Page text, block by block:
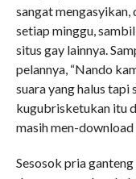
sangat
setiap minggu,
situs gay lainnya.
pelannya, “Nando
suara yang halus
kugubrisketukan itu
masih men-
Sesosok pria